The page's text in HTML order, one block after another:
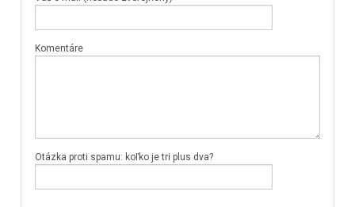
Komentáre
Otázka proti spamu: koľko je tri plus dva?